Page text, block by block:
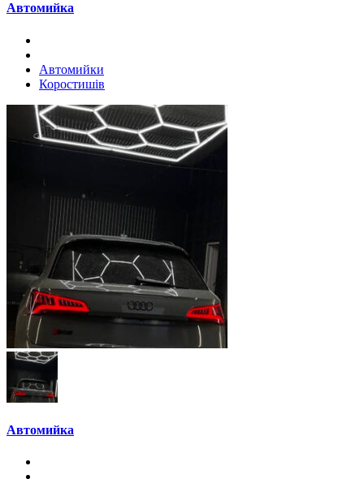
Автомийка
Автомийки
Коростишів
Автомийка